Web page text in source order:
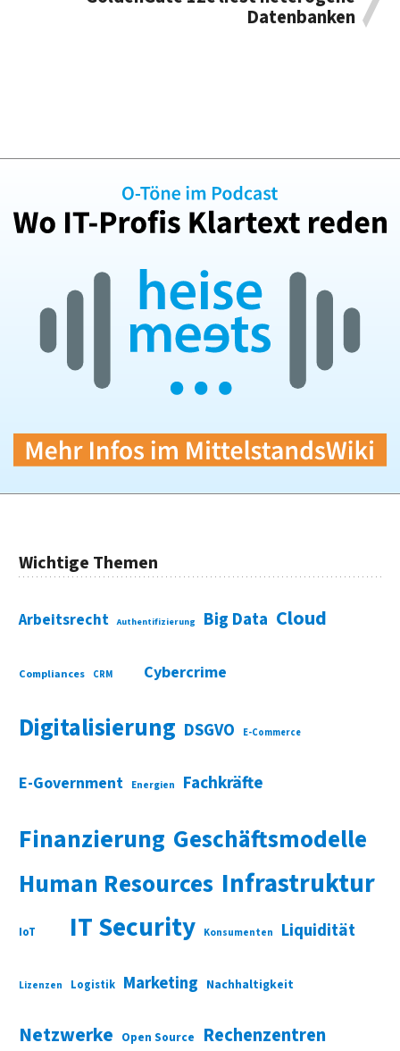
Datenbanken
Wichtige Themen
Arbeitsrecht Authentifizierung Big Data Cloud
Compliances CRM Cybercrime
Digitalisierung DSGVO E-Commerce
E-Government Energien Fachkräfte
Finanzierung Geschäftsmodelle
Human Resources Infrastruktur
IoT IT Security Konsumenten Liquidität
Lizenzen Logistik Marketing Nachhaltigkeit
Netzwerke Open Source Rechenzentren